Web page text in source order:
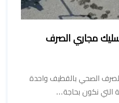
مجاري الصرف
الصحي بالقطيف واحدة
التي نكون بحاجة…